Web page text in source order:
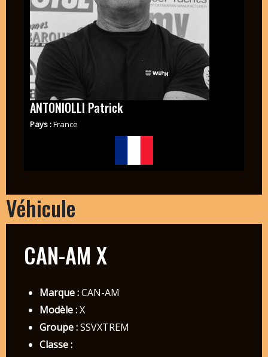
ANTONIOLLI Patrick
Pays :France
Véhicule
CAN-AM X
Marque :CAN-AM
Modèle :X
Groupe :SSVXTREM
Classe :